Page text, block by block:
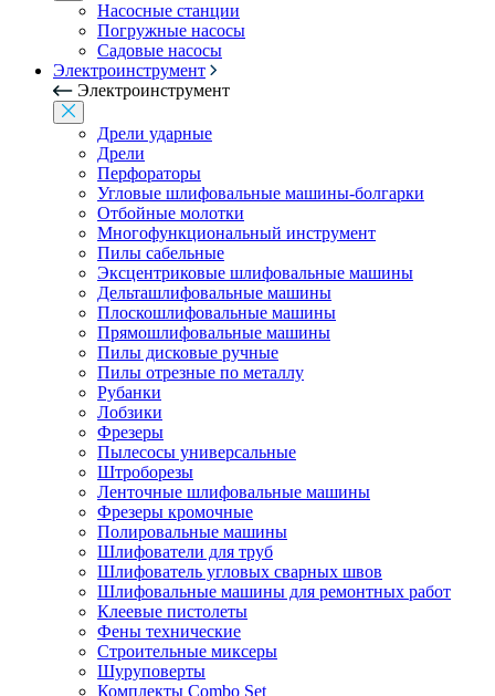
Насосные станции
Погружные насосы
Садовые насосы
Электроинструмент
Электроинструмент
Дрели ударные
Дрели
Перфораторы
Угловые шлифовальные машины-болгарки
Отбойные молотки
Многофункциональный инструмент
Пилы сабельные
Эксцентриковые шлифовальные машины
Дельташлифовальные машины
Плоскошлифовальные машины
Прямошлифовальные машины
Пилы дисковые ручные
Пилы отрезные по металлу
Рубанки
Лобзики
Фрезеры
Пылесосы универсальные
Штроборезы
Ленточные шлифовальные машины
Фрезеры кромочные
Полировальные машины
Шлифователи для труб
Шлифователь угловых сварных швов
Шлифовальные машины для ремонтных работ
Клеевые пистолеты
Фены технические
Строительные миксеры
Шуруповерты
Комплекты Combo Set